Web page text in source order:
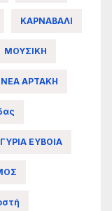
ΚΑΡΝΑΒΑΛΙ
ΜΟΥΣΙΚΗ
ΝΕΑ ΑΡΤΑΚΗ
ΕΥΒΟΙΑ